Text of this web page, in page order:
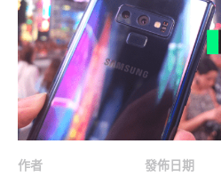
作者
發佈日期